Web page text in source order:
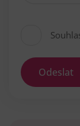
Odeslat